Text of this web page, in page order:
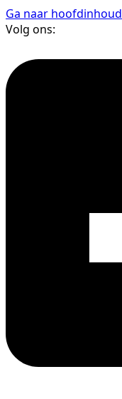
Ga naar hoofdinhoud
Volg ons: